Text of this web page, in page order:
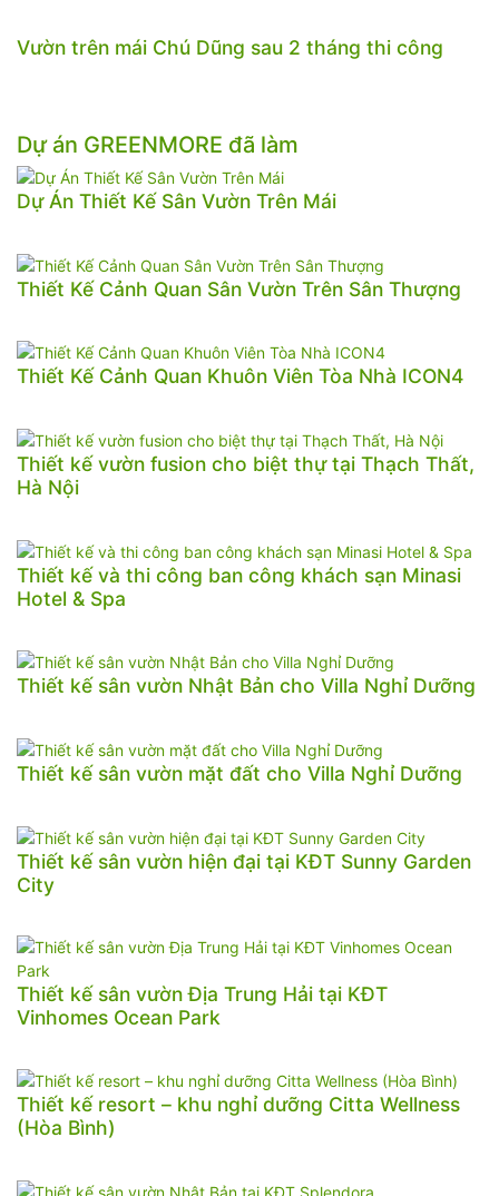
Vườn trên mái Chú Dũng sau 2 tháng thi công
Dự án GREENMORE đã làm
Dự Án Thiết Kế Sân Vườn Trên Mái
Thiết Kế Cảnh Quan Sân Vườn Trên Sân Thượng
Thiết Kế Cảnh Quan Khuôn Viên Tòa Nhà ICON4
Thiết kế vườn fusion cho biệt thự tại Thạch Thất,
Hà Nội
Thiết kế và thi công ban công khách sạn Minasi
Hotel & Spa
Thiết kế sân vườn Nhật Bản cho Villa Nghỉ Dưỡng
Thiết kế sân vườn mặt đất cho Villa Nghỉ Dưỡng
Thiết kế sân vườn hiện đại tại KĐT Sunny Garden
City
Thiết kế sân vườn Địa Trung Hải tại KĐT
Vinhomes Ocean Park
Thiết kế resort – khu nghỉ dưỡng Citta Wellness
(Hòa Bình)